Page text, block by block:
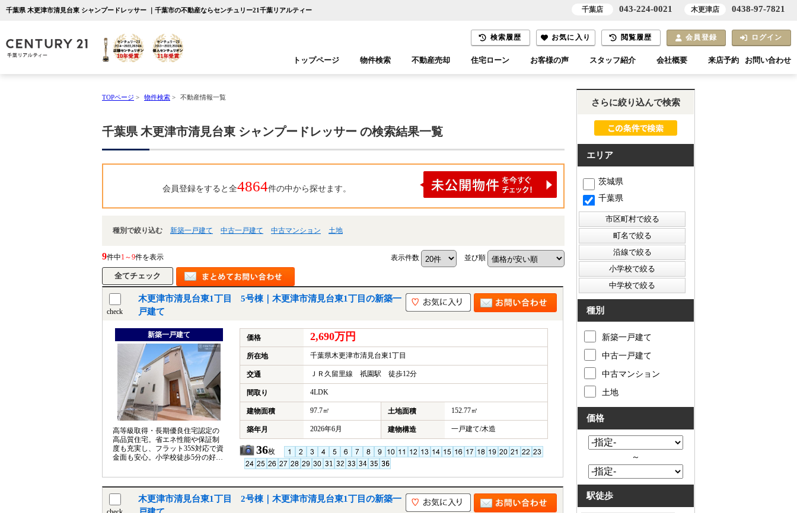
千葉県 木更津市清見台東 シャンプードレッサー ｜千葉市の不動産ならセンチュリー21千葉リアルティー
検索履歴 お気に入り 閲覧履歴 会員登録 ログイン
トップページ 物件検索 不動産売却 住宅ローン お客様の声 スタッフ紹介 会社概要 来店予約 お問い合わせ
TOPページ > 物件検索 > 不動産情報一覧
千葉県 木更津市清見台東 シャンプードレッサー の検索結果一覧
会員登録をすると全4864件の中から探せます。
種別で絞り込む 新築一戸建て 中古一戸建て 中古マンション 土地
9件中1～9件を表示 表示件数 並び順
check
木更津市清見台東1丁目 5号棟｜木更津市清見台東1丁目の新築一
戸建て
新築一戸建て
高等級取得・長期優良住宅認定の
高品質住宅。省エネ性能や保証制
度も充実し、フラット35S対応で資
金面も安心。小学校徒歩5分の好立
す。
価格 2,690万円
所在地 千葉県木更津市清見台東1丁目
交通 ＪＲ久留里線 祇園駅 徒歩12分
間取り 4LDK
建物面積 97.7㎡ 土地面積 152.77㎡
築年月 2026年6月 建物構造 一戸建て/木造
36枚
木更津市清見台東1丁目 2号棟｜木更津市清見台東1丁目の新築一
さらに絞り込んで検索
エリア
茨城県
千葉県
種別
新築一戸建て
中古一戸建て
中古マンション
土地
価格
～
駅徒歩
千葉店 043-224-0021 木更津店 0438-97-7821